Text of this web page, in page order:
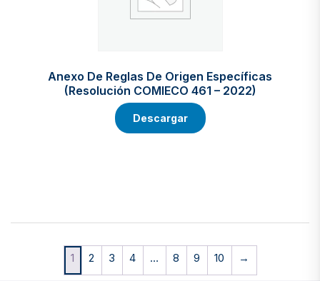
Anexo De Reglas De Origen Específicas
(Resolución COMIECO 461 – 2022)
Descargar
1 2 3 4 … 8 9 10 →